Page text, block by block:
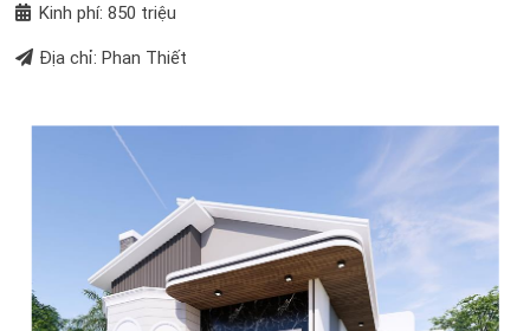
Kinh phí: 850 triệu
Địa chỉ: Phan Thiết